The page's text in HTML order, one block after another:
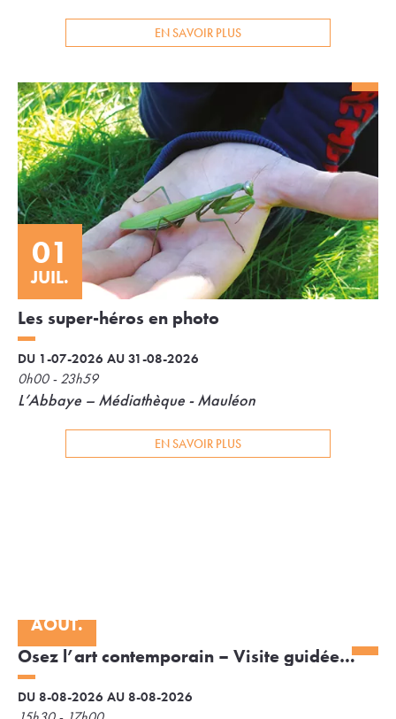
EN SAVOIR PLUS
01
JUIL.
Les super-héros en photo
DU 1-07-2026 AU 31-08-2026
0h00 - 23h59
L’Abbaye – Médiathèque - Mauléon
EN SAVOIR PLUS
AOÛT.
Osez l’art contemporain – Visite guidée
au Musée de l’Abbaye
DU 8-08-2026 AU 8-08-2026